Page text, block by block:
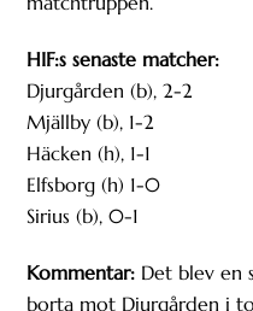
HIF:s senaste matcher:
Djurgården (b), 2-2
Mjällby (b), 1-2
Häcken (h), 1-1
Elfsborg (h) 1-0
Sirius (b), 0-1
Kommentar: Det blev en
borta mot Djurgården i